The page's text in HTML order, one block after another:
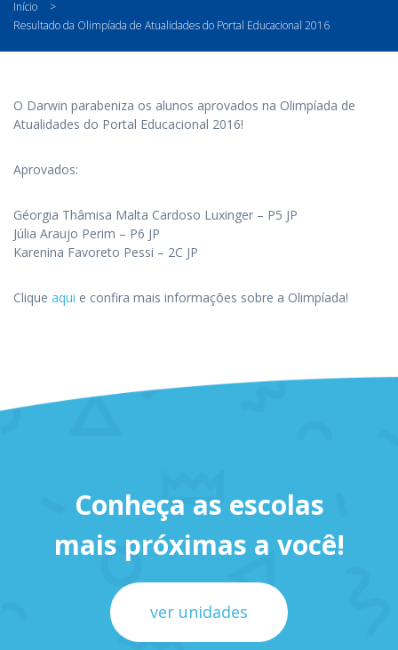
Início
>
Resultado da Olimpíada de Atualidades do Portal Educacional 2016
O Darwin parabeniza os alunos aprovados na Olimpíada de
Atualidades do Portal Educacional 2016!
Aprovados:
Géorgia Thâmisa Malta Cardoso Luxinger – P5 JP
Júlia Araujo Perim – P6 JP
Karenina Favoreto Pessi – 2C JP
Clique aqui e confira mais informações sobre a Olimpíada!
Conheça as escolas
mais próximas a você!
ver unidades